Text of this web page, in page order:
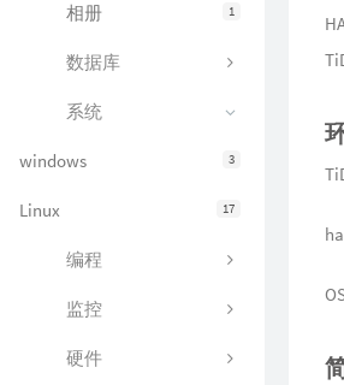
1
相册
数据库
系统
3
windows
17
Linux
编程
监控
硬件